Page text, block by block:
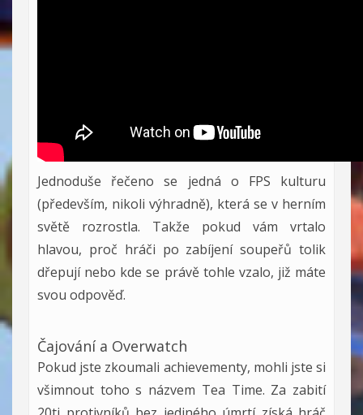
Jednoduše řečeno se jedná o FPS kulturu
(především, nikoli výhradně), která se v herním
světě rozrostla. Takže pokud vám vrtalo
hlavou, proč hráči po zabíjení soupeřů tolik
dřepují nebo kde se právě tohle vzalo, již máte
svou odpověď.
Čajování a Overwatch
Pokud jste zkoumali achievementy, mohli jste si
všimnout toho s názvem Tea Time. Za zabití